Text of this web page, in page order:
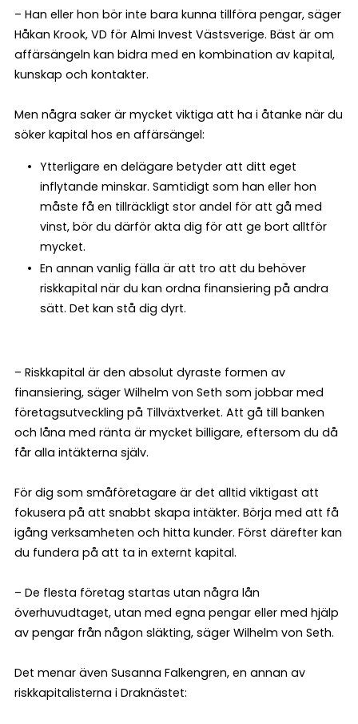
– Han eller hon bör inte bara kunna tillföra pengar, säger
Håkan Krook, VD för Almi Invest Västsverige. Bäst är om
affärsängeln kan bidra med en kombination av kapital,
kunskap och kontakter.
Men några saker är mycket viktiga att ha i åtanke när du
söker kapital hos en affärsängel:
Ytterligare en delägare betyder att ditt eget
inflytande minskar. Samtidigt som han eller hon
måste få en tillräckligt stor andel för att gå med
vinst, bör du därför akta dig för att ge bort alltför
mycket.
En annan vanlig fälla är att tro att du behöver
riskkapital när du kan ordna finansiering på andra
sätt. Det kan stå dig dyrt.
– Riskkapital är den absolut dyraste formen av
finansiering, säger Wilhelm von Seth som jobbar med
företagsutveckling på Tillväxtverket. Att gå till banken
och låna med ränta är mycket billigare, eftersom du då
får alla intäkterna själv.
För dig som småföretagare är det alltid viktigast att
fokusera på att snabbt skapa intäkter. Börja med att få
igång verksamheten och hitta kunder. Först därefter kan
du fundera på att ta in externt kapital.
– De flesta företag startas utan några lån
överhuvudtaget, utan med egna pengar eller med hjälp
av pengar från någon släkting, säger Wilhelm von Seth.
Det menar även Susanna Falkengren, en annan av
riskkapitalisterna i Draknästet: